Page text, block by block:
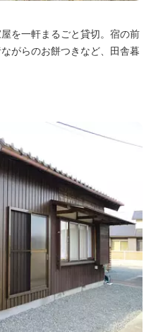
を一軒まるごと貸切。宿の前
がらのお餅つきなど、田舎暮